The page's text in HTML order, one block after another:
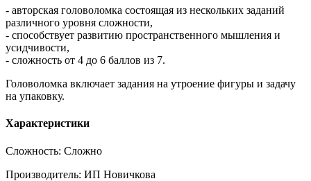
- авторская головоломка состоящая из нескольких заданий
различного уровня сложности,
- способствует развитию пространственного мышления и
усидчивости,
- сложность от 4 до 6 баллов из 7.
Головоломка включает задания на утроение фигуры и задачу
на упаковку.
Характеристики
Сложность: Сложно
Производитель: ИП Новичкова